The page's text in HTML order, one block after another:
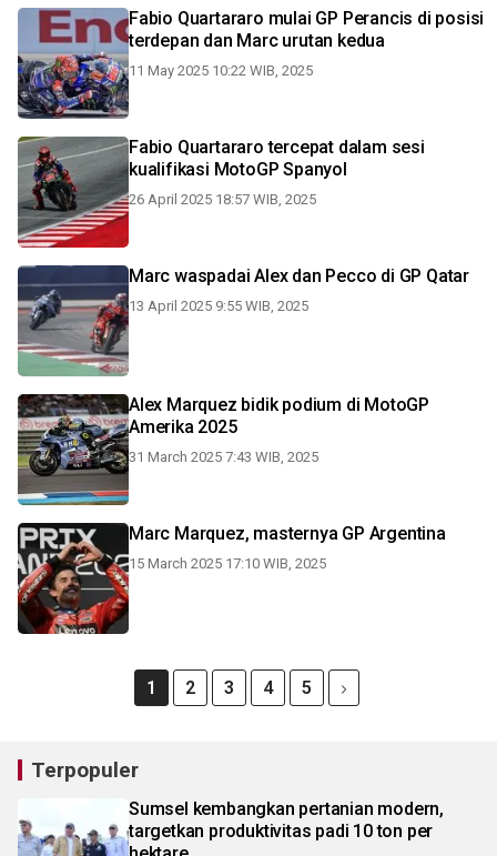
Fabio Quartararo mulai GP Perancis di posisi
terdepan dan Marc urutan kedua
11 May 2025 10:22 WIB, 2025
Fabio Quartararo tercepat dalam sesi
kualifikasi MotoGP Spanyol
26 April 2025 18:57 WIB, 2025
Marc waspadai Alex dan Pecco di GP Qatar
13 April 2025 9:55 WIB, 2025
Alex Marquez bidik podium di MotoGP
Amerika 2025
31 March 2025 7:43 WIB, 2025
Marc Marquez, masternya GP Argentina
15 March 2025 17:10 WIB, 2025
1 2 3 4 5
Terpopuler
Sumsel kembangkan pertanian modern,
targetkan produktivitas padi 10 ton per